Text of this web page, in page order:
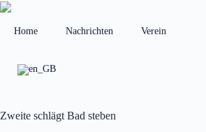
Zum
springen
Home Nachrichten Verein
Zweite schlägt Bad steben